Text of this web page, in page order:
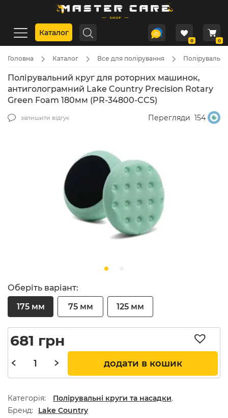
Каталог
0 0
Головна Каталог Все для полірування
Полірувальний круг для роторних машинок,
антиголограмний Lake Country Precision Rotary
Green Foam 180мм (PR-34800-CCS)
залишити відгук Перегляди 154
Оберіть варіант:
175 мм
75 мм 125 мм
681 грн
додати в кошик
Категорія: Полірувальні круги та насадки.
Бренд
Lake Country